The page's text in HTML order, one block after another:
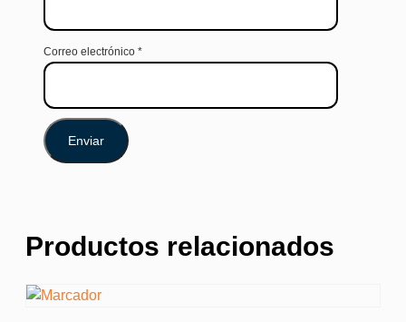
Correo electrónico *
Productos relacionados